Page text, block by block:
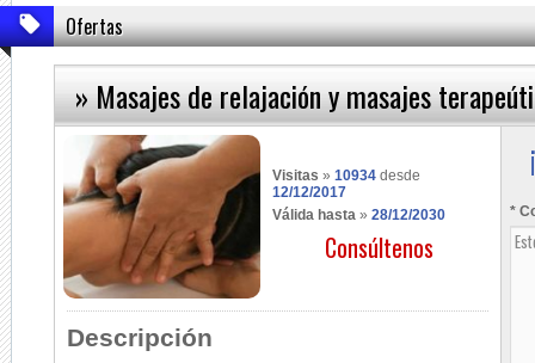
Ofertas
» Masajes de relajación y masajes
Visitas » 10934 desde
12/12/2017
Válida hasta » 28/12/2030
Consúltenos
Descripción
*